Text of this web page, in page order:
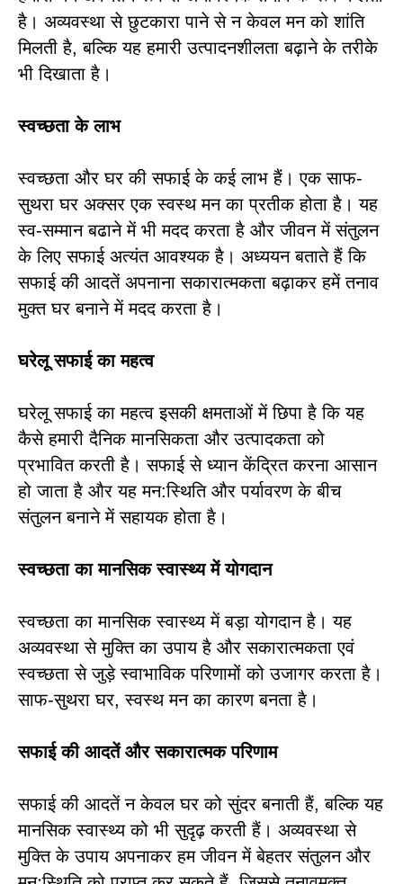
है। अव्यवस्था से छुटकारा पाने से न केवल मन को शांति
मिलती है, बल्कि यह हमारी उत्पादनशीलता बढ़ाने के तरीके
भी दिखाता है।
स्वच्छता के लाभ
स्वच्छता और घर की सफाई के कई लाभ हैं। एक साफ-
सुथरा घर अक्सर एक स्वस्थ मन का प्रतीक होता है। यह
स्व-सम्मान बढाने में भी मदद करता है और जीवन में संतुलन
के लिए सफाई अत्यंत आवश्यक है। अध्ययन बताते हैं कि
सफाई की आदतें अपनाना सकारात्मकता बढ़ाकर हमें तनाव
मुक्त घर बनाने में मदद करता है।
घरेलू सफाई का महत्व
घरेलू सफाई का महत्व इसकी क्षमताओं में छिपा है कि यह
कैसे हमारी दैनिक मानसिकता और उत्पादकता को
प्रभावित करती है। सफाई से ध्यान केंद्रित करना आसान
हो जाता है और यह मन:स्थिति और पर्यावरण के बीच
संतुलन बनाने में सहायक होता है।
स्वच्छता का मानसिक स्वास्थ्य में योगदान
स्वच्छता का मानसिक स्वास्थ्य में बड़ा योगदान है। यह
अव्यवस्था से मुक्ति का उपाय है और सकारात्मकता एवं
स्वच्छता से जुड़े स्वाभाविक परिणामों को उजागर करता है।
साफ-सुथरा घर, स्वस्थ मन का कारण बनता है।
सफाई की आदतें और सकारात्मक परिणाम
सफाई की आदतें न केवल घर को सुंदर बनाती हैं, बल्कि यह
मानसिक स्वास्थ्य को भी सुदृढ़ करती हैं। अव्यवस्था से
मुक्ति के उपाय अपनाकर हम जीवन में बेहतर संतुलन और